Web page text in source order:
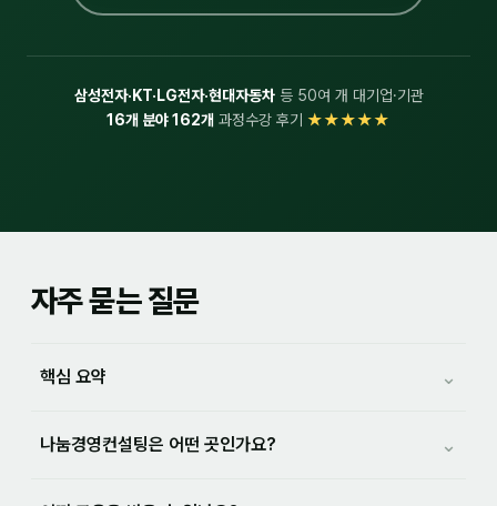
삼성전자·KT·LG전자·현대자동차등 50여 개 대기업·기관
16개 분야 162개 과정수강 후기 ★★★★★
자주 묻는 질문
핵심 요약
나눔경영컨설팅은 어떤 곳인가요?